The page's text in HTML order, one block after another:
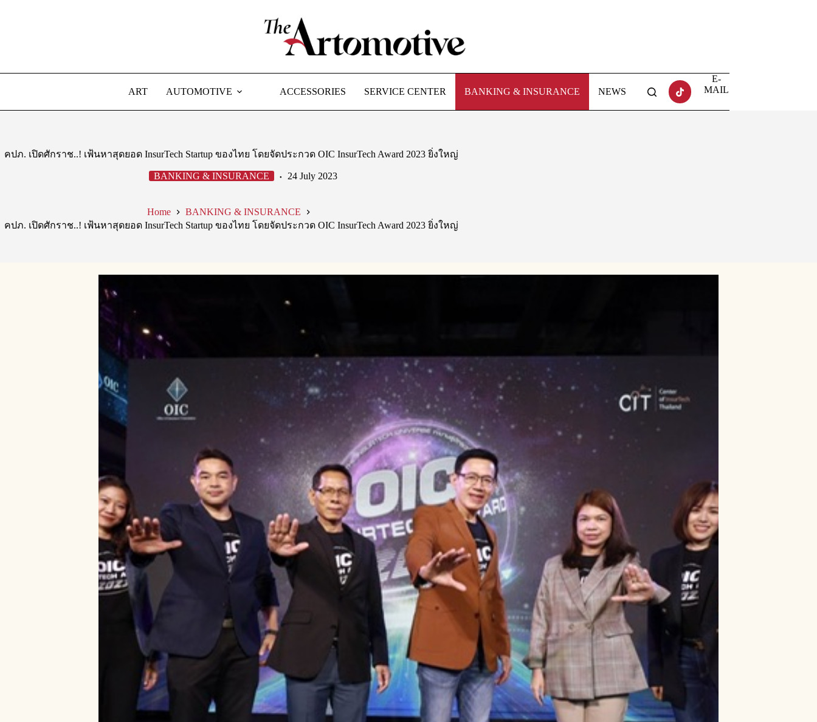
ART AUTOMOTIVE ACCESSORIES SERVICE CENTER BANKING & INSURANCE NEWS
E-
MAIL
คปภ. เปิดศักราช..! เฟ้นหาสุดยอด InsurTech Startup ของไทย โดยจัดประกวด OIC InsurTech Award 2023 ยิ่งใหญ่
BANKING & INSURANCE 24 July 2023
Home
BANKING & INSURANCE
คปภ. เปิดศักราช..! เฟ้นหาสุดยอด InsurTech Startup ของไทย โดยจัดประกวด OIC InsurTech Award 2023 ยิ่งใหญ่